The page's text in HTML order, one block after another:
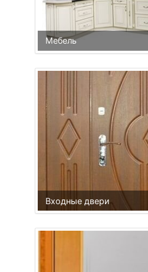
Мебель
Входные двери